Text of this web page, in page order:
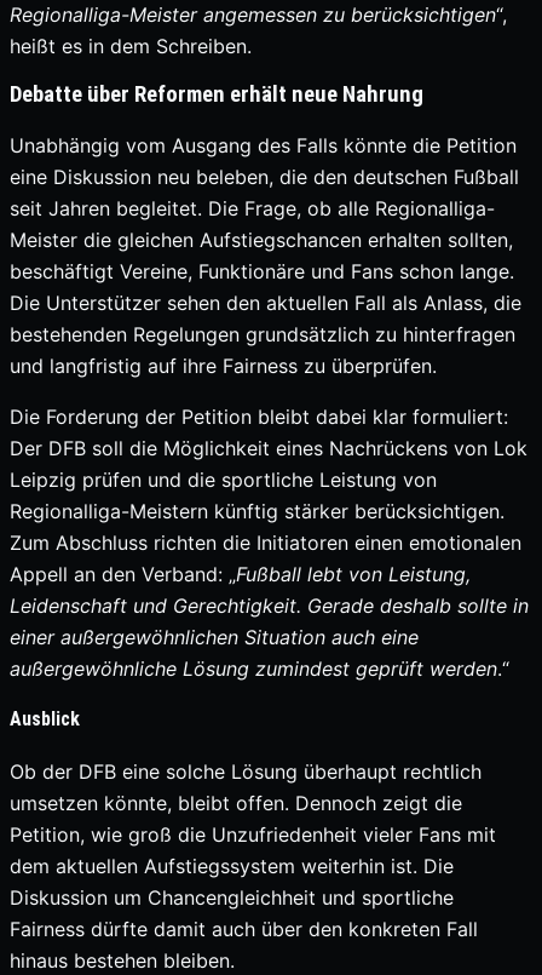
Regionalliga-Meister angemessen zu berücksichtigen“,
heißt es in dem Schreiben.
Debatte über Reformen erhält neue Nahrung
Unabhängig vom Ausgang des Falls könnte die Petition
eine Diskussion neu beleben, die den deutschen Fußball
seit Jahren begleitet. Die Frage, ob alle Regionalliga-
Meister die gleichen Aufstiegschancen erhalten sollten,
beschäftigt Vereine, Funktionäre und Fans schon lange.
Die Unterstützer sehen den aktuellen Fall als Anlass, die
bestehenden Regelungen grundsätzlich zu hinterfragen
und langfristig auf ihre Fairness zu überprüfen.
Die Forderung der Petition bleibt dabei klar formuliert:
Der DFB soll die Möglichkeit eines Nachrückens von Lok
Leipzig prüfen und die sportliche Leistung von
Regionalliga-Meistern künftig stärker berücksichtigen.
Zum Abschluss richten die Initiatoren einen emotionalen
Appell an den Verband: „Fußball lebt von Leistung,
Leidenschaft und Gerechtigkeit. Gerade deshalb sollte in
einer außergewöhnlichen Situation auch eine
außergewöhnliche Lösung zumindest geprüft werden.“
Ausblick
Ob der DFB eine solche Lösung überhaupt rechtlich
umsetzen könnte, bleibt offen. Dennoch zeigt die
Petition, wie groß die Unzufriedenheit vieler Fans mit
dem aktuellen Aufstiegssystem weiterhin ist. Die
Diskussion um Chancengleichheit und sportliche
Fairness dürfte damit auch über den konkreten Fall
hinaus bestehen bleiben.